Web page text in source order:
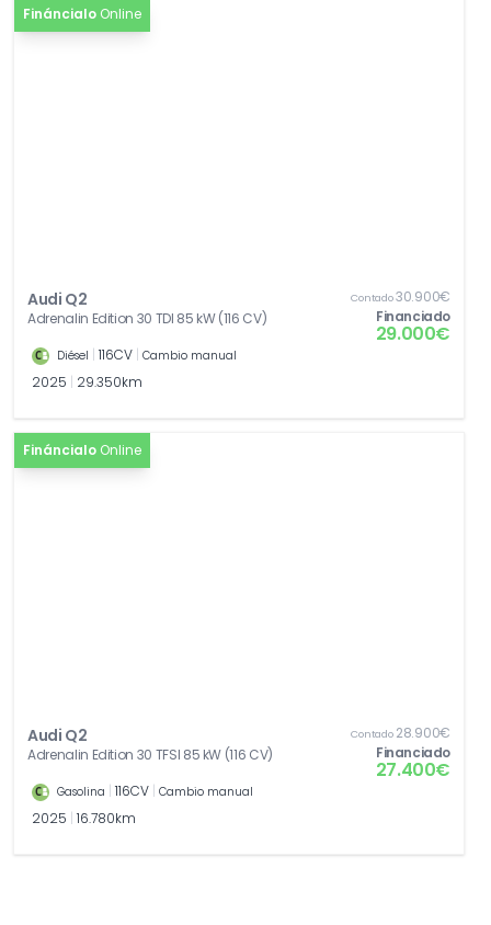
Fináncialo Online
Audi Q2
Adrenalin Edition 30 TDI 85 kW (116 CV)
Contado30.900€
Financiado
29.000€
Diésel 116CV Cambio manual
2025 29.350km
Fináncialo Online
Audi Q2
Adrenalin Edition 30 TFSI 85 kW (116 CV)
Contado28.900€
Financiado
27.400€
Gasolina 116CV Cambio manual
2025 16.780km